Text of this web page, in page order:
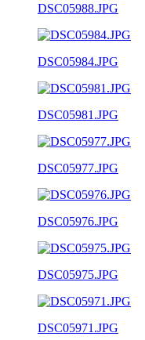
DSC05988.JPG
DSC05984.JPG
DSC05981.JPG
DSC05977.JPG
DSC05976.JPG
DSC05975.JPG
DSC05971.JPG